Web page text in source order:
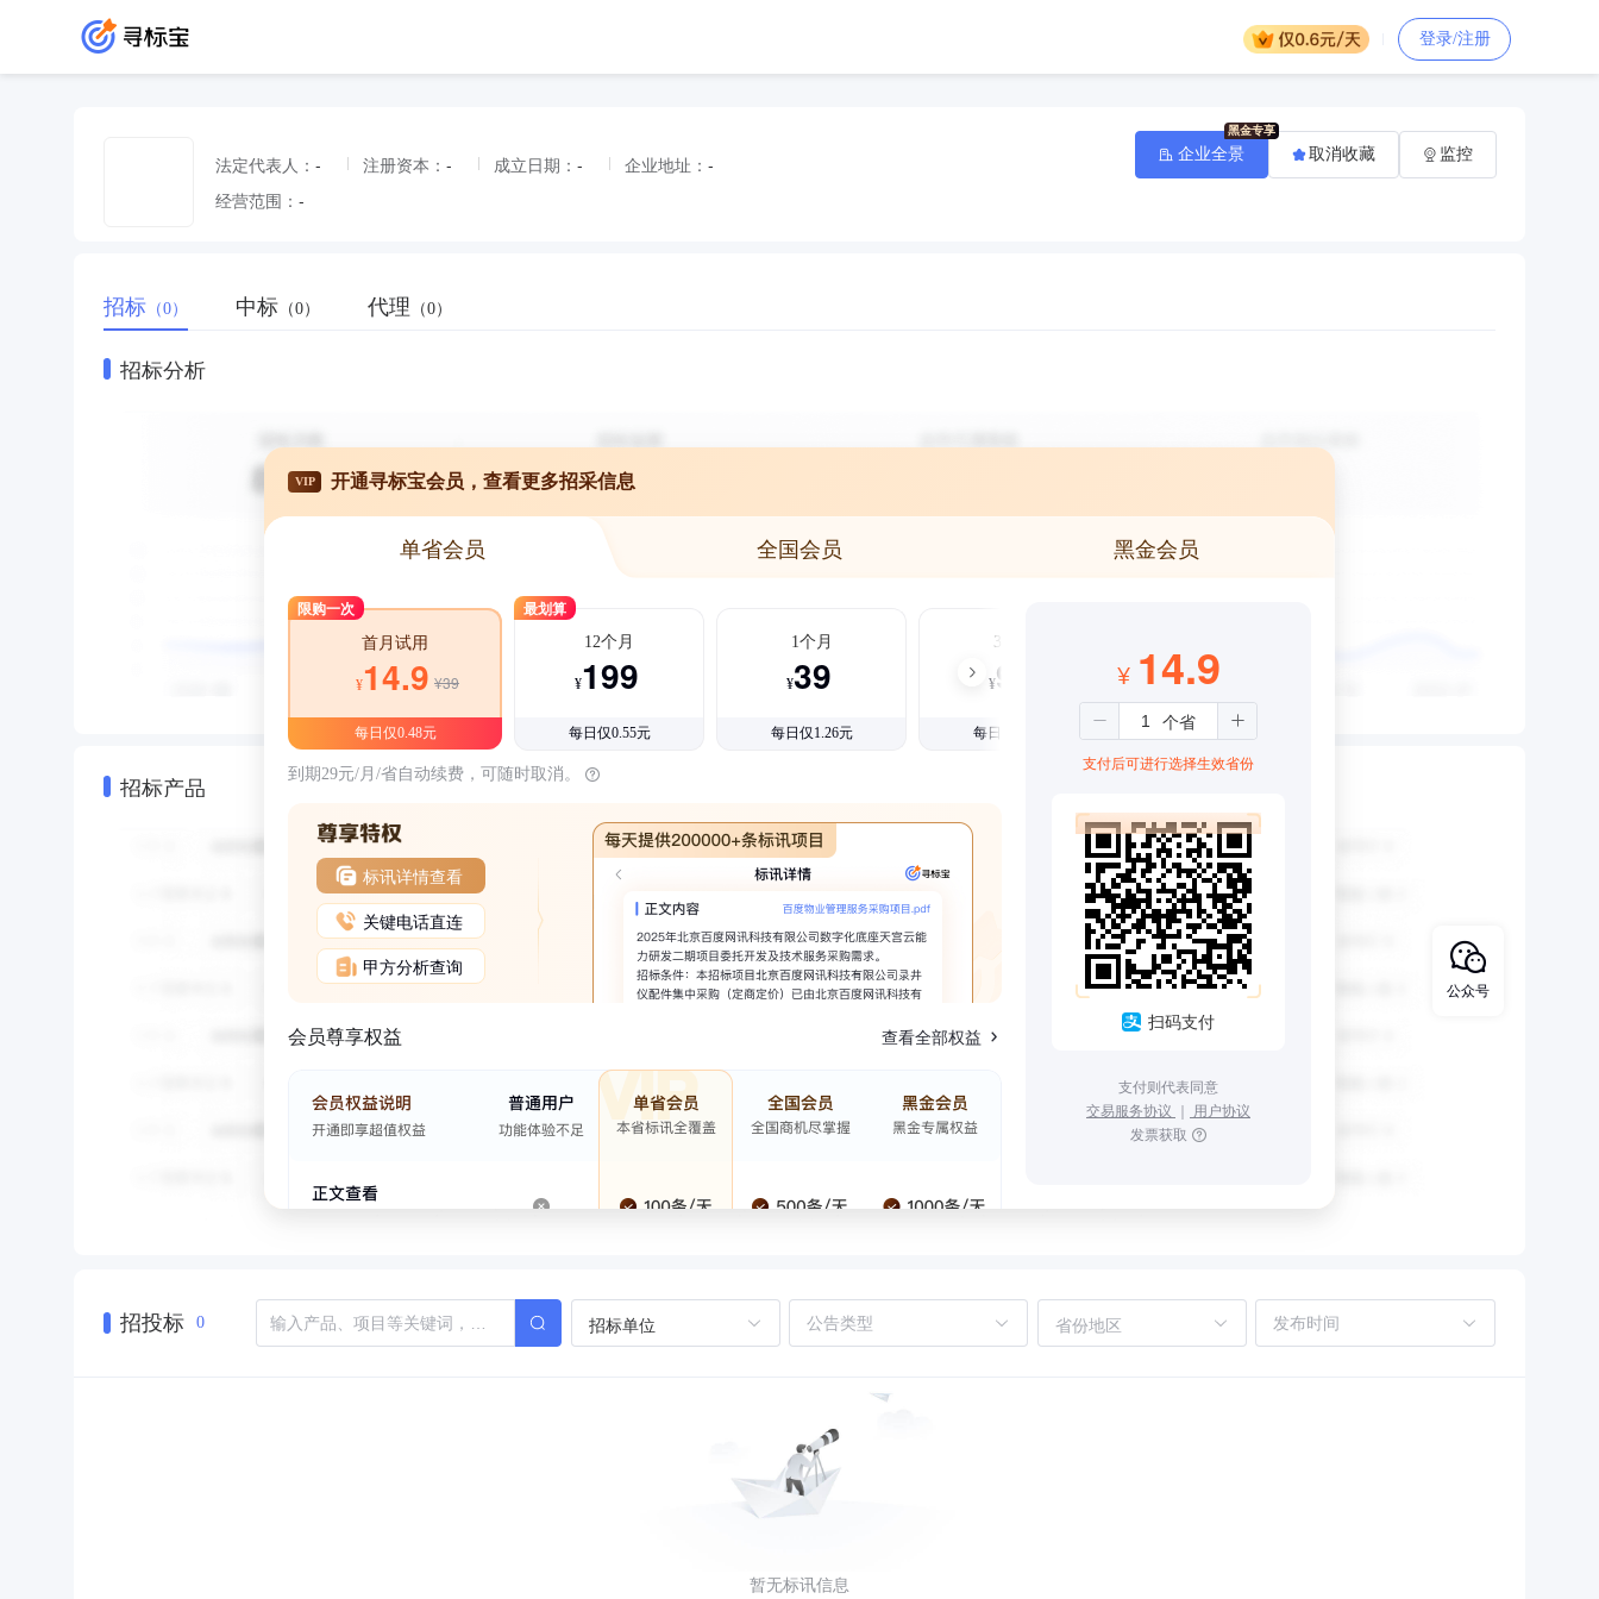
登录/注册
法定代表人： - 注册资本： - 成立日期： - 企业地址： -
经营范围： -
企业全景 取消收藏 监控
招标 （0） 中标 （0） 代理 （0）
招标分析
招标产品
VIP 开通寻标宝会员，查看更多招采信息
单省会员 全国会员 黑金会员
限购一次
首月试用
¥14.9 ¥39
每日仅0.48元
最划算
12个月
¥199
每日仅0.55元
1个月
¥39
每日仅1.26元
3个月
¥99
每日仅1.08元
到期29元/月/省自动续费，可随时取消。
标讯详情查看
关键电话直连
甲方分析查询
会员尊享权益 查看全部权益
¥ 14.9
支付后可进行选择生效省份
扫码支付
支付则代表同意
交易服务协议 ｜ 用户协议
发票获取
招投标 0 招标单位 省份地区
暂无标讯信息
公众号